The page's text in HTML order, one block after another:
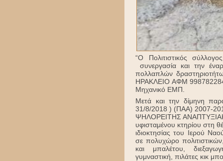
“Ο Πολιτιστικός
συνεργασία και την
πολλαπλών
ΗΡΑΚΛΕΙΟ ΑΦΜ
Μηχανικό ΕΜΠ.
Μετά και την δίμηνη
31/8/2018 ) (ΠΑΑ) 2007-
ΨΗΛΟΡΕΙΤΗΣ
υφισταμένου κτηρίου στη
ιδιοκτησίας του Ιερού
σε πολυχώρο
και μπαλέτου,
γυμναστική, πιλάτες κικ